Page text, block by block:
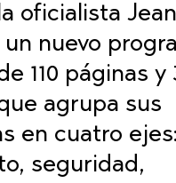
oficialista
un nuevo
110 páginas y
agrupa sus
en cuatro ejes:
seguridad,